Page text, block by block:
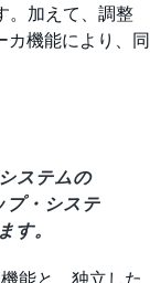
。加えて、調整
カ機能により、同
ステムの
プ・システ
す。
能と、独立した